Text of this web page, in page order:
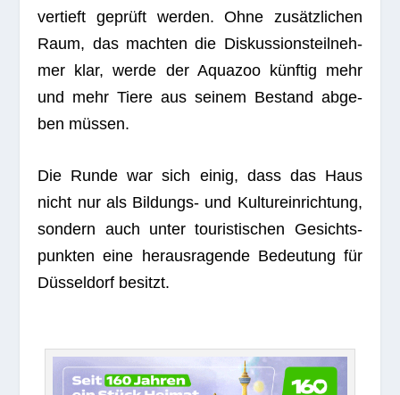
ver­tieft geprüft wer­den. Ohne zusätz­li­chen
Raum, das mach­ten die Dis­kus­si­ons­teil­neh­
mer klar, werde der Aqua­zoo künf­tig mehr
und mehr Tiere aus sei­nem Bestand abge­
ben müssen.
Die Runde war sich einig, dass das Haus
nicht nur als Bil­dungs- und Kul­tur­ein­rich­tung,
son­dern auch unter tou­ris­ti­schen Gesichts­
punk­ten eine her­aus­ra­gende Bedeu­tung für
Düs­sel­dorf besitzt.